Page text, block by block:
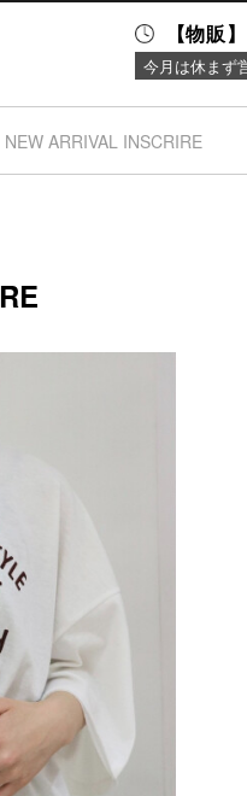
【物
今月は休まず
イベント
ARRIVAL INSCRIRE